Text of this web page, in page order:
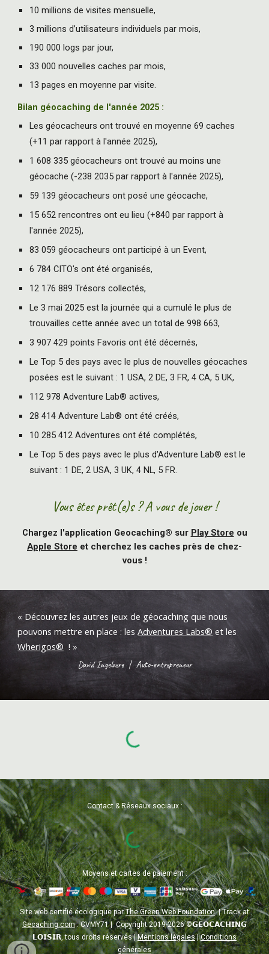
10 millions de visites mensuelle,
3 millions d’utilisateurs individuels par mois,
190 000 logs par jour,
33 000 nouvelles caches par mois,
13 pages en moyenne par visite.
Bilan géocaching de l'année 2025 :
Les géocacheurs ont trouvé en moyenne 69 caches
(+11 par rapport à l'année 2025),
1 608 335 géocacheurs ont trouvé au moins une
géocache (-238 2035 par rapport à l'année 2025),
59 139 géocacheurs ont posé une géocache,
15 652 rencontres ont eu lieu (+840 par rapport à
l'année 2025),
83 059 géocacheurs ont participé à un Event,
6 784 CITO's ont été organisés,
12 176 889 Trésors collectés,
Le 3 mai 2025 est la journée qui a cumulé le plus de
trouvailles cette année avec un total de 998 663,
3 907 429 points Favoris ont été décernés,
Le Top 5 des pays avec le plus de nouvelles géocaches
posées est le suivant : 1 USA, 2 DE, 3 FR, 4 CA, 5 UK,
112 978 Adventure Lab® actives,
28 414 Adventure Lab® ont été créés,
10 285 412 Adventures ont été complétés,
Le Top 5 des pays avec le plus d'Adventure Lab® est le
suivant : 1 DE, 2 USA, 3 UK, 4 NL, 5 FR.
Vous êtes prêt(e)s ? A vous de jouer !
Chargez l'application Geocaching® sur Play Store ou
Apple Store et cherchez les caches près de chez-
vous !
« Découvrez les autres jeux de géocaching que nous
pouvons mettre en place :lesAdventures Labs® et les
Wherigos® ! »
David Ingelaere| Auto-entrepreneur
Contact & Réseaux sociaux:
Moyenset cartesde paiement :
Site web certifié écologique par The Green Web Foundation | Track at
Gecaching.com : CVMY71 |Copyright 2019-2026 ©𝗚𝗘𝗢𝗖𝗔𝗖𝗛𝗜𝗡𝗚
𝗟𝗢𝗜𝗦𝗜𝗥, tous droits réservés| Mentions légales|Conditions
générales